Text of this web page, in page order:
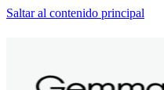
Saltar al contenido principal